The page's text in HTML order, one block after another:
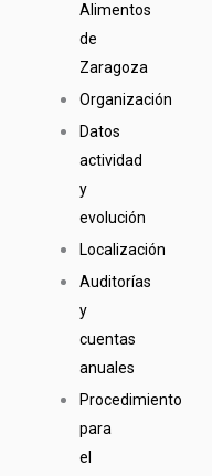
Alimentos
de
Zaragoza
Organización
Datos
actividad
y
evolución
Localización
Auditorías
y
cuentas
anuales
Procedimiento
para
el